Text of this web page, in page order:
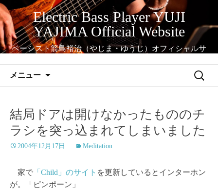
コ
ン
テ
ン
ツ
へ
Electric Bass Player YUJI
YAJIMA Official Website
ベーシスト箭島裕治（やじま・ゆうじ）オフィシャルサ
メニュー
検
結局ドアは開けなかったもののチ
ラシを突っ込まれてしまいました
2004年12月17日 Meditation
家で 「Child」のサイト を更新しているとインターホン
が。「ピンポーン」